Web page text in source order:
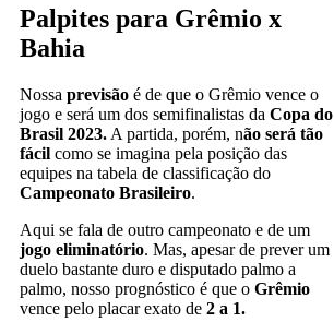
Palpites para Grêmio x
Bahia
Nossa previsão é de que o Grêmio vence o
jogo e será um dos semifinalistas da Copa do
Brasil 2023. A partida, porém, não será tão
fácil como se imagina pela posição das
equipes na tabela de classificação do
Campeonato Brasileiro.
Aqui se fala de outro campeonato e de um
jogo eliminatório. Mas, apesar de prever um
duelo bastante duro e disputado palmo a
palmo, nosso prognóstico é que o Grêmio
vence pelo placar exato de 2 a 1.